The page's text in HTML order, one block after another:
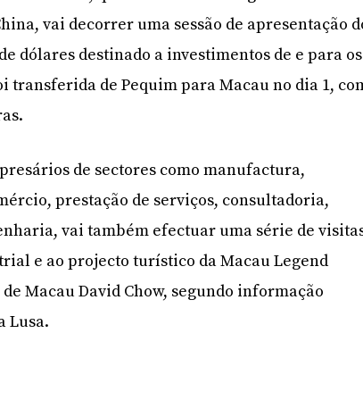
vai decorrer uma sessão de apresentação
dólares destinado a investimentos de e para os
transferida de Pequim para Macau no dia 1,
de sectores como manufactura,
prestação de serviços, consultadoria,
vai também efectuar uma série de
e ao projecto turístico da Macau Legend
Macau David Chow, segundo informação
Lusa.